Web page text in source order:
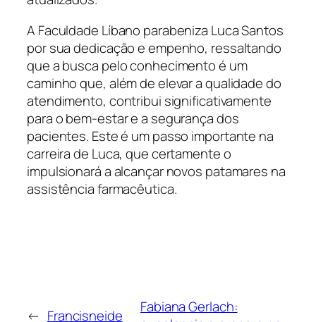
A Faculdade Líbano parabeniza Luca Santos
por sua dedicação e empenho, ressaltando
que a busca pelo conhecimento é um
caminho que, além de elevar a qualidade do
atendimento, contribui significativamente
para o bem-estar e a segurança dos
pacientes. Este é um passo importante na
carreira de Luca, que certamente o
impulsionará a alcançar novos patamares na
assistência farmacêutica.
← Francisneide
Fabiana Gerlach: